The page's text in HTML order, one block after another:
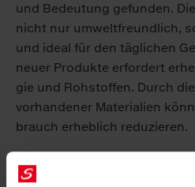
und Be­deu­tung ge­fun­den.
nicht nur um­welt­freund­lich,
und ide­al für den täg­li­chen
neu­er Pro­duk­te er­for­dert
gie und Roh­stof­fen. Durch
vor­han­de­ner Ma­te­ria­li­en
brauch er­heb­lich re­du­zie­ren.
Da­her ha­ben die Kol­le­gen